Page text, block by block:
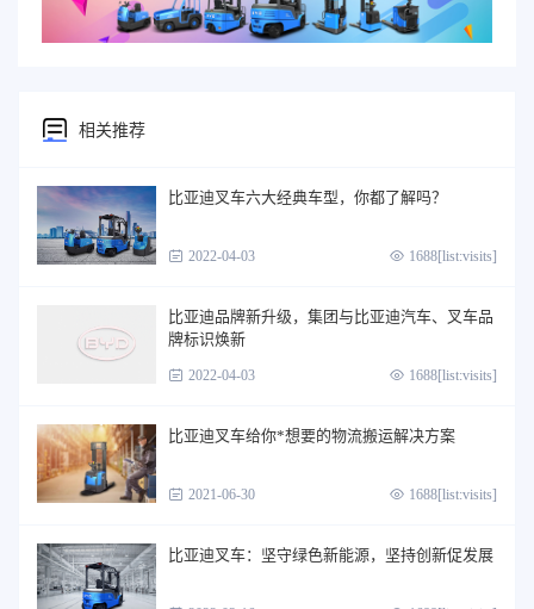
相关推荐
比亚迪叉车六大经典车型，你都了解吗？
2022-04-03 1688[list:visits]
比亚迪品牌新升级，集团与比亚迪汽车、叉车品
牌标识焕新
2022-04-03 1688[list:visits]
比亚迪叉车给你*想要的物流搬运解决方案
2021-06-30 1688[list:visits]
比亚迪叉车：坚守绿色新能源，坚持创新促发展